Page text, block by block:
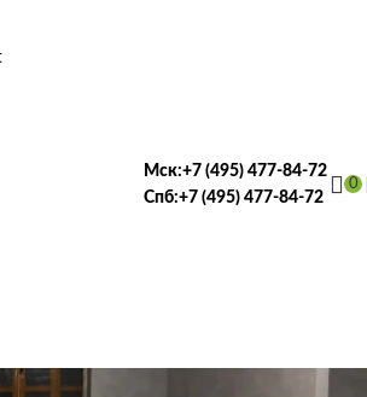
Мск:+7 (495) 477-84-72
Спб:+7 (495) 477-84-72
0